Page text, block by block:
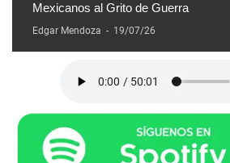
Mexicanos al Grito de Guerra
Edgar Mendoza - 19/07/26